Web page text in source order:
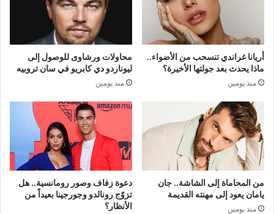
أريانا غراندي تنسحب من الأضواء..
ماذا يحدث بعد جولتها الأخيرة؟
منذ يومين
محاولات ورشاوى للوصول إلى
ليوناردو دي كابريو في سان تروبيه
منذ يومين
من المحاماة إلى الشاشة.. جان
يامان يعود إلى مهنته القديمة
منذ يومين
دعوة زفاف وصور رومانسية.. هل
تزوّج رونالدو وجورجينا بعيداً من
الأنظار؟